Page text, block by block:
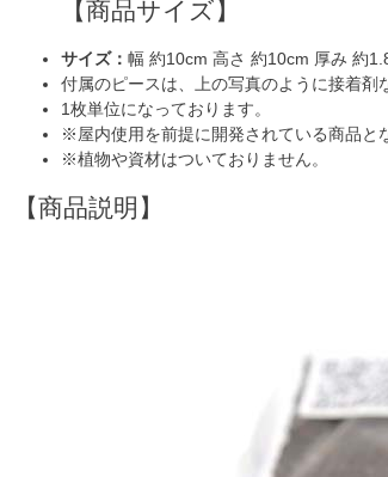
【商品サイズ】
サイズ： 幅 約10cm 高さ 約10cm 厚み 約
付属のピースは、上の写真のように接着剤
1枚単位になっております。
※屋内使用を前提に開発されている商品と
※植物や資材はついておりません。
【商品説明】